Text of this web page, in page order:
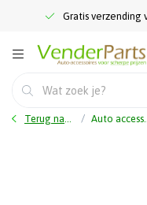
Gratis verzending
Terug naar home Auto